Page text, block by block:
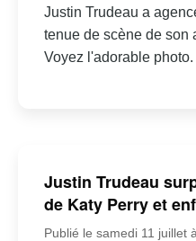
Justin Trudeau a
tenue de scène de son
Voyez l'adorable photo.
Justin Trudeau
de Katy Perry et
Publié le samedi 11 juillet